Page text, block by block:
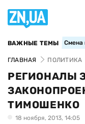
ВАЖНЫЕ ТЕМЫ Смена
ГЛАВНАЯ ПОЛИТИКА
РЕГИОНАЛЫ
ТИМОШЕНКО
18 ноября, 2013, 14:05